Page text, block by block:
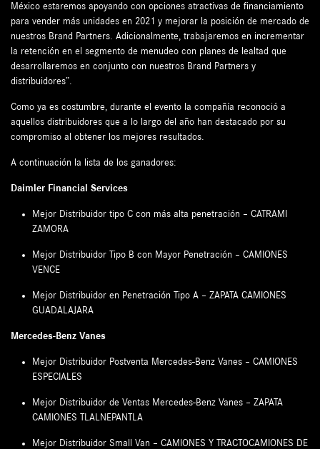
México estaremos apoyando con opciones atractivas de financiamiento
para vender más unidades en 2021 y mejorar la posición de mercado de
nuestros Brand Partners. Adicionalmente, trabajaremos en incrementar
la retención en el segmento de menudeo con planes de lealtad que
desarrollaremos en conjunto con nuestros Brand Partners y
distribuidores”.
Como ya es costumbre, durante el evento la compañía reconoció a
aquellos distribuidores que a lo largo del año han destacado por su
compromiso al obtener los mejores resultados.
A continuación la lista de los ganadores:
Daimler Financial Services
Mejor Distribuidor tipo C con más alta penetración – CATRAMI
ZAMORA
Mejor Distribuidor Tipo B con Mayor Penetración – CAMIONES
VENCE
Mejor Distribuidor en Penetración Tipo A – ZAPATA CAMIONES
GUADALAJARA
Mercedes-Benz Vanes
Mejor Distribuidor Postventa Mercedes-Benz Vanes – CAMIONES
ESPECIALES
Mejor Distribuidor de Ventas Mercedes-Benz Vanes – ZAPATA
CAMIONES TLALNEPANTLA
Mejor Distribuidor Small Van – CAMIONES Y TRACTOCAMIONES DE